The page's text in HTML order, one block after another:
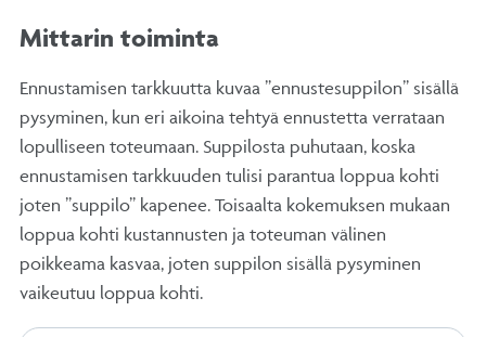
Mittarin toiminta
Ennustamisen tarkkuutta kuvaa ”ennustesuppilon” sisällä
pysyminen, kun eri aikoina tehtyä ennustetta verrataan
lopulliseen toteumaan. Suppilosta puhutaan, koska
ennustamisen tarkkuuden tulisi parantua loppua kohti
joten ”suppilo” kapenee. Toisaalta kokemuksen mukaan
loppua kohti kustannusten ja toteuman välinen
poikkeama kasvaa, joten suppilon sisällä pysyminen
vaikeutuu loppua kohti.